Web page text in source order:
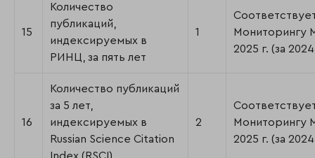
15
Количество
публикаций,
индексируемых в
РИНЦ, за пять лет
1
Мониторингу
2025 г. (за 2024
16
Количество публикаций
за 5 лет,
индексируемых в
Russian Science Citation
Index (RSCI)
2
Мониторингу
2025 г. (за 2024